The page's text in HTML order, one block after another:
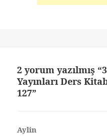
2 yorum yazılmış
Yayınları Ders
127”
Aylin